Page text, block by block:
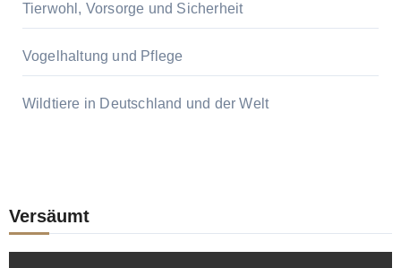
Tierwohl, Vorsorge und Sicherheit
Vogelhaltung und Pflege
Wildtiere in Deutschland und der Welt
Versäumt